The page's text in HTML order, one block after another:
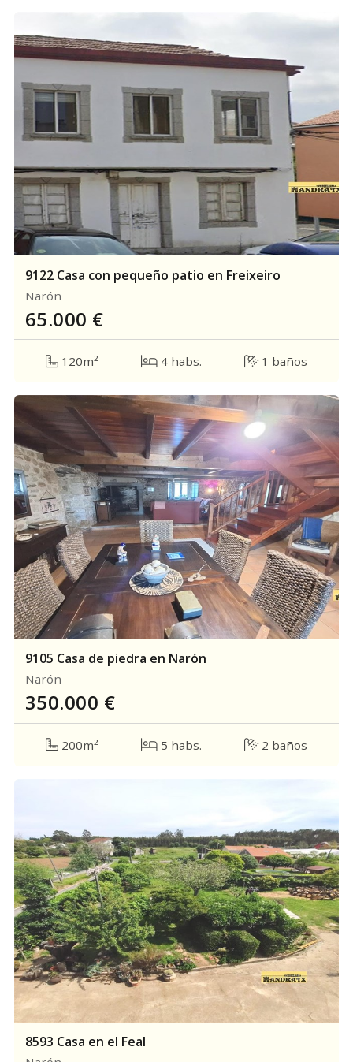
9122 Casa con pequeño patio en Freixeiro
65.000 €
120m² 4 habs. 1 baños
Narón
9105 Casa de piedra en Narón
350.000 €
200m² 5 habs. 2 baños
Narón
8593 Casa en el Feal